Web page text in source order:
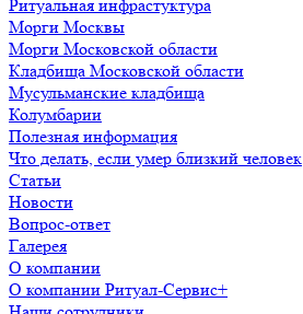
Ритуальная инфрастуктура
Морги Москвы
Морги Московской области
Кладбища Московской области
Мусульманские кладбища
Колумбарии
Полезная информация
Что делать, если умер близкий человек
Статьи
Новости
Вопрос-ответ
Галерея
О компании
О компании Ритуал-Сервис+